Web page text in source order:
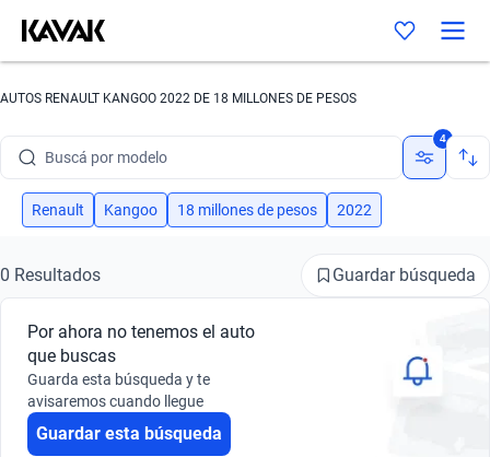
AUTOS RENAULT KANGOO 2022 DE 18 MILLONES DE PESOS
Buscá por modelo
Buscá por versión
Buscá por marca
Buscá por modelo
Buscá por versión
4
Renault Kangoo 18 millones de pesos 2022
0 Resultados Guardar búsqueda
Por ahora no tenemos el auto
que buscas
Guarda esta búsqueda y te
avisaremos cuando llegue
Guardar esta búsqueda